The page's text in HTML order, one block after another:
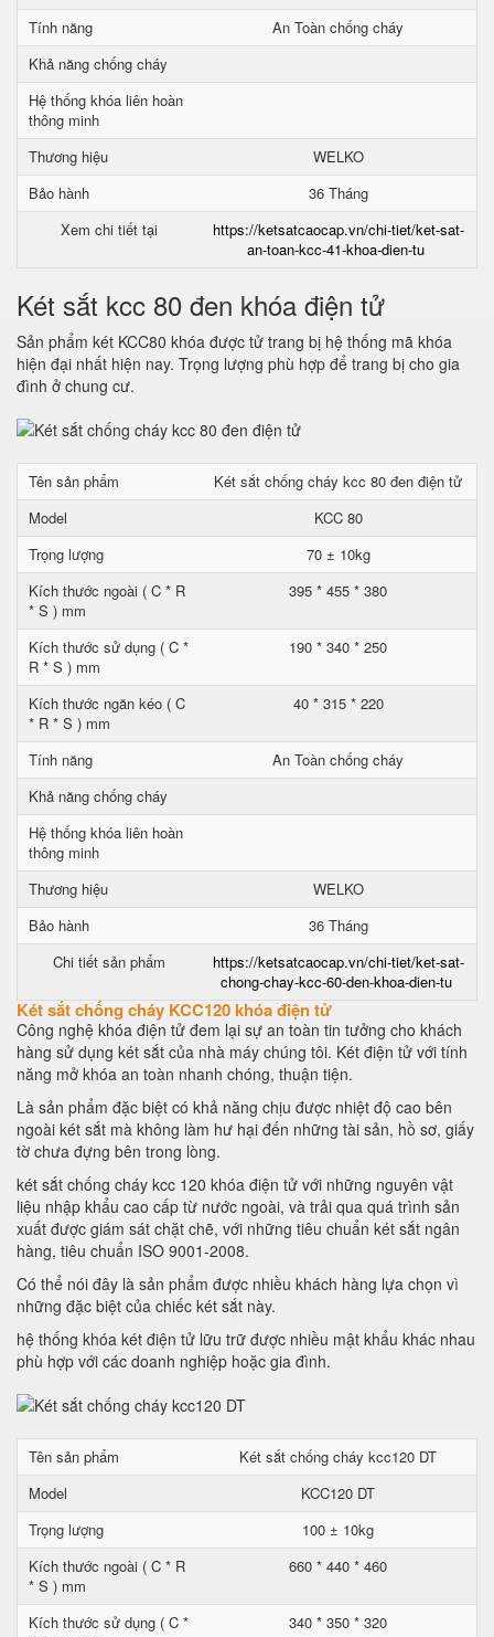
Tính năng
An Toàn chống cháy
Khả năng chống cháy
Hệ thống khóa liên hoàn
thông minh
Thương hiệu
WELKO
Bảo hành
36 Tháng
Xem chi tiết tại
https://ketsatcaocap.vn/chi-tiet/ket-sat-
an-toan-kcc-41-khoa-dien-tu
Két sắt kcc 80 đen khóa điện tử
Sản phẩm két KCC80 khóa được tử trang bị hệ thống mã khóa
hiện đại nhất hiện nay. Trọng lượng phù hợp để trang bị cho gia
đình ở chung cư.
Tên sản phẩm
Két sắt chống cháy kcc 80 đen điện tử
Model
KCC 80
Trọng lượng
70 ± 10kg
Kích thước ngoài ( C * R
* S ) mm
395 * 455 * 380
Kích thước sử dụng ( C *
R * S ) mm
190 * 340 * 250
Kích thước ngăn kéo ( C
* R * S ) mm
40 * 315 * 220
Tính năng
An Toàn chống cháy
Khả năng chống cháy
Hệ thống khóa liên hoàn
thông minh
Thương hiệu
WELKO
Bảo hành
36 Tháng
Chi tiết sản phẩm
https://ketsatcaocap.vn/chi-tiet/ket-sat-
chong-chay-kcc-60-den-khoa-dien-tu
Két sắt chống cháy KCC120 khóa điện tử
Công nghệ khóa điện tử đem lại sự an toàn tin tưởng cho khách
hàng sử dụng két sắt của nhà máy chúng tôi. Két điện tử với tính
năng mở khóa an toàn nhanh chóng, thuận tiện.
Là sản phẩm đặc biệt có khả năng chịu được nhiệt độ cao bên
ngoài két sắt mà không làm hư hại đến những tài sản, hồ sơ, giấy
tờ chưa đựng bên trong lòng.
két sắt chống cháy kcc 120 khóa điện tử với những nguyên vật
liệu nhập khẩu cao cấp từ nước ngoài, và trải qua quá trình sản
xuất được giám sát chặt chẽ, với những tiêu chuẩn két sắt ngân
hàng, tiêu chuẩn ISO 9001-2008.
Có thể nói đây là sản phẩm được nhiều khách hàng lựa chọn vì
những đặc biệt của chiếc két sắt này.
hệ thống khóa két điện tử lữu trữ được nhiều mật khẩu khác nhau
phù hợp với các doanh nghiệp hoặc gia đình.
Tên sản phẩm
Két sắt chống cháy kcc120 DT
Model
KCC120 DT
Trọng lượng
100 ± 10kg
Kích thước ngoài ( C * R
* S ) mm
660 * 440 * 460
Kích thước sử dụng ( C *
340 * 350 * 320